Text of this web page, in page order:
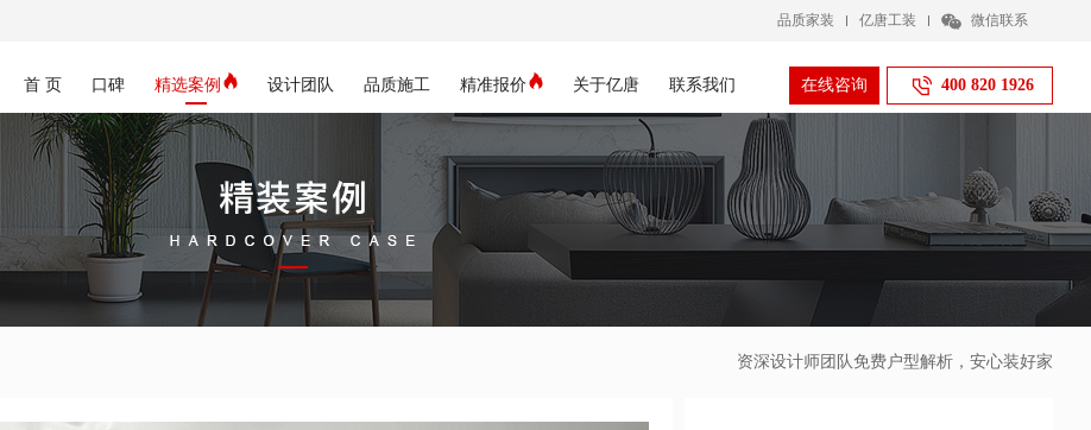
品质家装 亿唐工装 微信联系
首 页 口碑 精选案例 设计团队 品质施工 精准报价 关于亿唐 联系我们 在线咨询 400 820 1926
资深设计师团队免费户型解析，安心装好家